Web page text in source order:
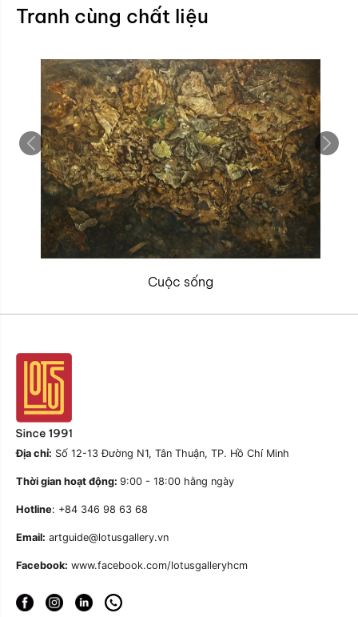
Tranh cùng chất liệu
Cuộc sống
Địa chỉ: Số 12-13 Đường N1, Tân Thuận, TP. Hồ Chí Minh
Thời gian hoạt động: 9:00 - 18:00 hằng ngày
Hotline: +84 346 98 63 68
Email: artguide@lotusgallery.vn
Facebook: www.facebook.com/lotusgalleryhcm